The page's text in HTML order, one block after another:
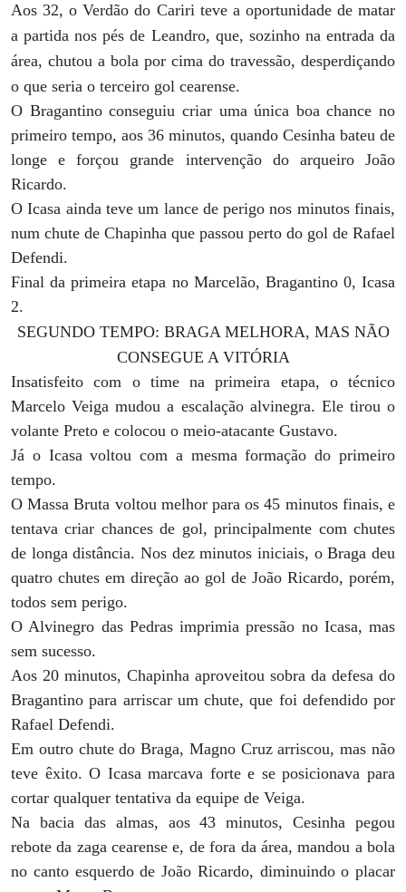
Aos 32, o Verdão do Cariri teve a oportunidade de matar
a partida nos pés de Leandro, que, sozinho na entrada da
área, chutou a bola por cima do travessão, desperdiçando
o que seria o terceiro gol cearense.
O Bragantino conseguiu criar uma única boa chance no
primeiro tempo, aos 36 minutos, quando Cesinha bateu de
longe e forçou grande intervenção do arqueiro João
Ricardo.
O Icasa ainda teve um lance de perigo nos minutos finais,
num chute de Chapinha que passou perto do gol de Rafael
Defendi.
Final da primeira etapa no Marcelão, Bragantino 0, Icasa
2.
SEGUNDO TEMPO: BRAGA MELHORA, MAS NÃO
CONSEGUE A VITÓRIA
Insatisfeito com o time na primeira etapa, o técnico
Marcelo Veiga mudou a escalação alvinegra. Ele tirou o
volante Preto e colocou o meio-atacante Gustavo.
Já o Icasa voltou com a mesma formação do primeiro
tempo.
O Massa Bruta voltou melhor para os 45 minutos finais, e
tentava criar chances de gol, principalmente com chutes
de longa distância. Nos dez minutos iniciais, o Braga deu
quatro chutes em direção ao gol de João Ricardo, porém,
todos sem perigo.
O Alvinegro das Pedras imprimia pressão no Icasa, mas
sem sucesso.
Aos 20 minutos, Chapinha aproveitou sobra da defesa do
Bragantino para arriscar um chute, que foi defendido por
Rafael Defendi.
Em outro chute do Braga, Magno Cruz arriscou, mas não
teve êxito. O Icasa marcava forte e se posicionava para
cortar qualquer tentativa da equipe de Veiga.
Na bacia das almas, aos 43 minutos, Cesinha pegou
rebote da zaga cearense e, de fora da área, mandou a bola
no canto esquerdo de João Ricardo, diminuindo o placar